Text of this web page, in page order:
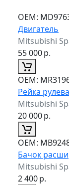
ОЕМ:
Двигатель
Mitsubishi
55 000р.
ОЕМ:
Рейка
Mitsubishi
20 000р.
ОЕМ:
Бачок
Mitsubishi
2 400р.